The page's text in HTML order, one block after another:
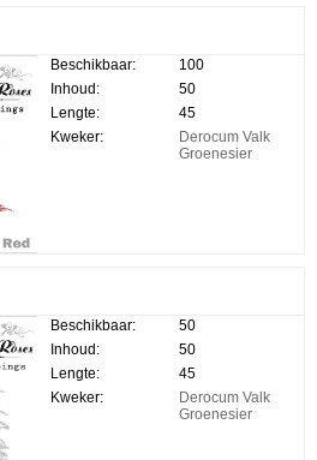
Beschikbaar:
100
Inhoud:
50
Lengte:
45
Kweker:
Derocum Valk
Groenesier
Beschikbaar:
50
Inhoud:
50
Lengte:
45
Kweker:
Derocum Valk
Groenesier